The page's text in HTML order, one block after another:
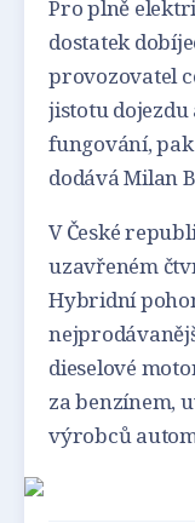
Pro plně
dostatek
provozovatel
jistotu
fungování,
dodává Milan
V České
uzavřeném
Hybridní
dieselové
za benzínem,
výrobců